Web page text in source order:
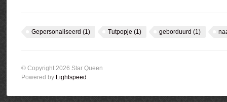
Gepersonaliseerd (1) Tutpopje (1) geborduurd (1)
© Copyright 2026 Star Queen
Powered by Lightspeed